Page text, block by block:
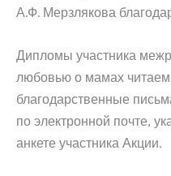
А.Ф. Мерзлякова
Дипломы участника
любовью о мамах
благодарственные
по электронной почте,
анкете участника Акции.